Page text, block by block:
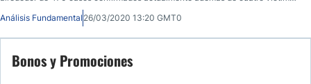
Análisis Fundamental 26/03/2020 13:20 GMT0
Bonos y Promociones